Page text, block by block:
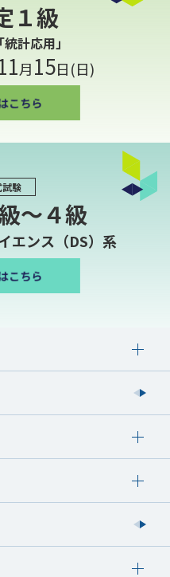
１級
計応用」
月15日(日)
験
〜４級
エンス（DS）系
て